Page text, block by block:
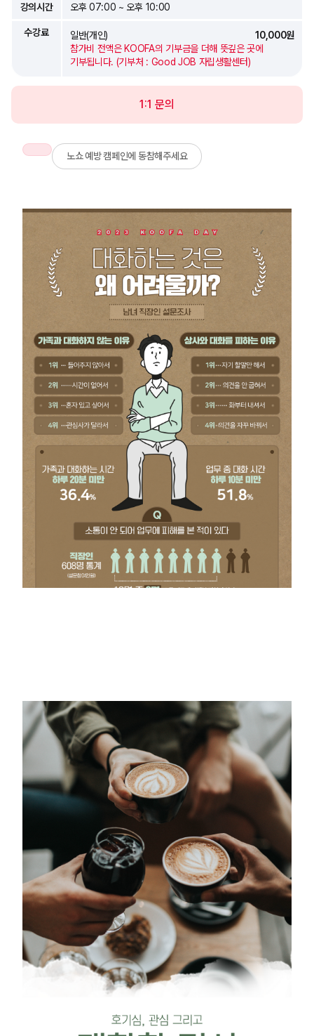
강의시간 오후 07:00 ~ 오후 10:00
수강료 일반(개인)
10,000원
참가비 전액은 KOOFA의 기부금을 더해 뜻깊은 곳에
기부됩니다. (기부처 : Good JOB 자립생활센터)
1:1 문의
노쇼 예방 캠페인에 동참해주세요